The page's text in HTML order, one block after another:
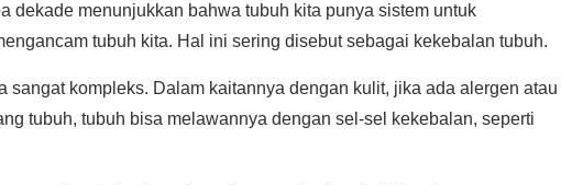
dekade menunjukkan bahwa tubuh kita punya sistem untuk
tubuh kita. Hal ini sering disebut sebagai kekebalan tubuh.
sangat kompleks. Dalam kaitannya dengan kulit, jika ada alergen atau
tubuh, tubuh bisa melawannya dengan sel-sel kekebalan, seperti